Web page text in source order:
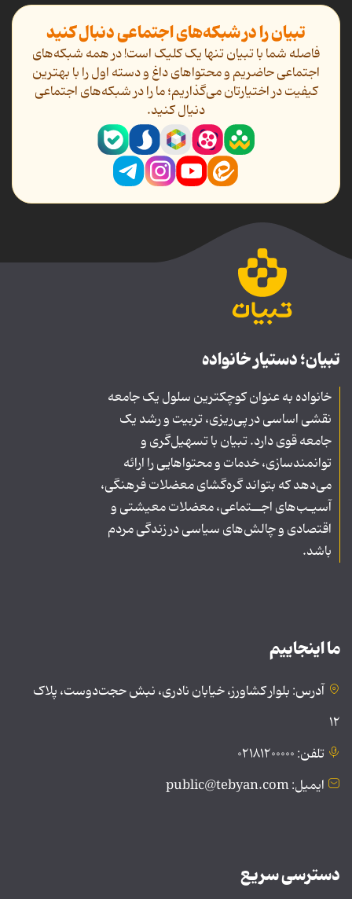
تبیان را در شبکه‌های اجتماعی دنبال کنید
فاصله شما با تبیان تنها یک کلیک است! در همه شبکه‌های
اجتماعی حاضریم و محتواهای داغ و دسته اول را با بهترین
کیفیت در اختیارتان می‌گذاریم؛ ما را در شبکه‌های اجتماعی
دنیال کنید.
تبیان؛ دستیار خانواده
خانواده به عنوان کوچکترین سلول یک جامعه
نقشی اساسی در پی‌ریزی، تربیت و رشد یک
جامعه قوی دارد. تبیان با تسهیل‌گری و
توانمندسازی، خدمات و محتواهایی را ارائه
می‌دهد که بتواند گره‌گشای معضلات فرهنگی،
آسیـب‌های اجــتماعی، معضلات معیشتی و
اقتصادی و چالش‌های سیاسی در زندگی مردم
باشد.
ما اینجاییم
آدرس: بلوار کشاورز، خیابان نادری، نبش حجت‌دوست، پلاک
۱۲
تلفن: ۰۲۱۸۱۲۰۰۰۰۰
ایمیل: public@tebyan.com
دسترسی سریع